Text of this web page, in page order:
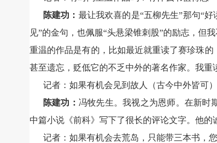
陈建功： 最让我欢喜的是“五柳先生”那句“
见”的金句，也佩服“头悬梁锥刺股”的励志，但
重温的作品是有的，比如最近就重读了赛珍珠
甚至遗忘，贬低它的不乏中外的著名作家。我
记者：如果有机会见到故人（古今中外皆可
陈建功： 冯牧先生。我视之为恩师。在新时
中篇小说《前科》写下了很长的评论文字。他
记者：如果有机会去荒岛，只能带三本书，